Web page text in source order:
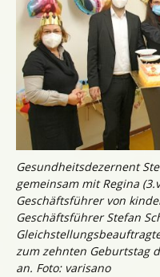
Gesundheitsdezernent
gemeinsam mit Regina
Geschäftsführer von
Geschäftsführer Stefan
zum zehnten Geburtstag
an. Foto: varisano